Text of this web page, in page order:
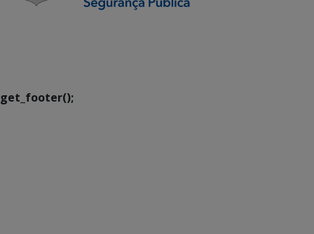
get_footer();